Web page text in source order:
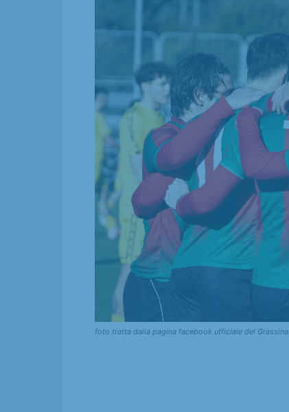
foto tratta dalla pagina facebook ufficiale del Grassina